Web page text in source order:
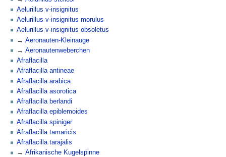
Aelurillus v-insignitus
Aelurillus v-insignitus morulus
Aelurillus v-insignitus obsoletus
Aeronauten-Kleinauge
Aeronautenweberchen
Afraflacilla
Afraflacilla antineae
Afraflacilla arabica
Afraflacilla asorotica
Afraflacilla berlandi
Afraflacilla epiblemoides
Afraflacilla spiniger
Afraflacilla tamaricis
Afraflacilla tarajalis
Afrikanische Kugelspinne